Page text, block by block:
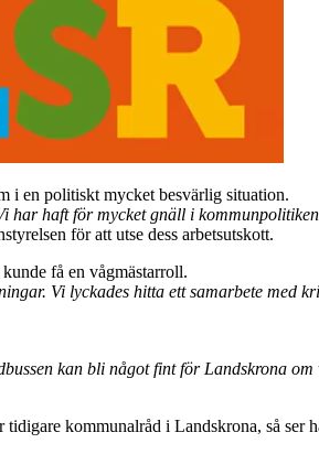
i en politiskt mycket besvärlig situation.
haft för mycket gnäll i
för att utse dess arbetsutskott.
få en vågmästarroll.
Vi lyckades hitta ett samarbete med
kan bli något fint för Landskrona
kommunalråd i Landskrona, så ser